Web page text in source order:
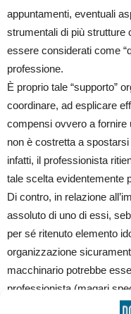
appuntamenti, eventuali
strumentali di più strutture
essere considerati come
professione.
È proprio tale “supporto”
coordinare, ad esplicare
compensi ovvero a fornire
non è costretta a
infatti, il professionista
tale scelta evidentemente
Di contro, in relazione
assoluto di uno di essi,
per sé ritenuto elemento
organizzazione
macchinario potrebbe
professionista (magari
ipotizzare un esempio).